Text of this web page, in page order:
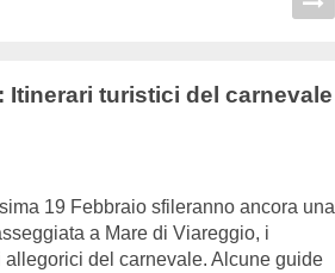
Itinerari turistici del carnevale
19 Febbraio sfileranno ancora una
a Mare di Viareggio, i
del carnevale. Alcune guide